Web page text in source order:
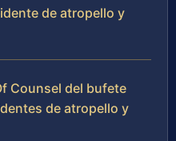
de atropello y
Counsel del bufete
de atropello y